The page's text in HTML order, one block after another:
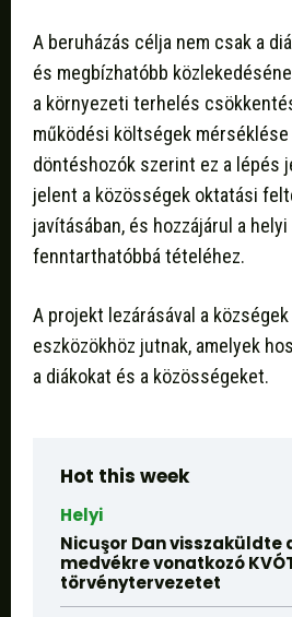
A beruházás célja nem csak a
és megbízhatóbb
a környezeti terhelés
működési költségek mérséklése
döntéshozók szerint ez a lépés
jelent a közösségek oktatási
javításában, és hozzájárul a
fenntarthatóbbá tételéhez.
A projekt lezárásával a
eszközökhöz jutnak, amelyek
a diákokat és a közösségeket.
Hot this week
Helyi
Nicuşor Dan visszaküldte
medvékre vonatkozó
törvénytervezetet